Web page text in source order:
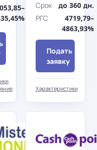
Срок
до 360 дн.
РГС
4719,79–
4863,93%
Подать
заявку
Характеристики
Мани